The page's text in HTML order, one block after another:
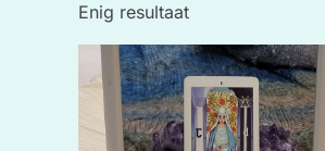
Enig resultaat